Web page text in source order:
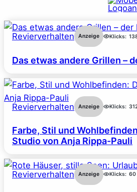
Revierverhalten Anzeige Klicks:
Das etwas andere Grillen –
Revierverhalten Anzeige Klicks:
Farbe, Stil und
Studio von Anja Rippa-Pauli
Revierverhalten Anzeige Klicks: 60